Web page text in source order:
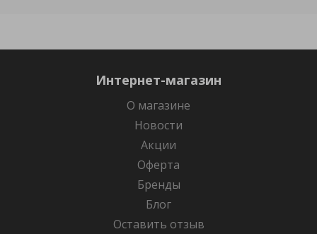
Интернет-магазин
О магазине
Новости
Акции
Оферта
Бренды
Блог
Оставить отзыв